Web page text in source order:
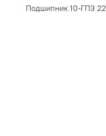
Подшипник 10-ГПЗ